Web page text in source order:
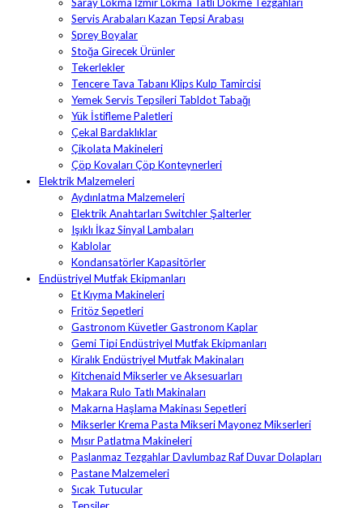
Saray Lokma İzmir Lokma Tatlı Dökme Tezgahları
Servis Arabaları Kazan Tepsi Arabası
Sprey Boyalar
Stoğa Girecek Ürünler
Tekerlekler
Tencere Tava Tabanı Klips Kulp Tamircisi
Yemek Servis Tepsileri Tabldot Tabağı
Yük İstifleme Paletleri
Çekal Bardaklıklar
Çikolata Makineleri
Çöp Kovaları Çöp Konteynerleri
Elektrik Malzemeleri
Aydınlatma Malzemeleri
Elektrik Anahtarları Switchler Şalterler
Işıklı İkaz Sinyal Lambaları
Kablolar
Kondansatörler Kapasitörler
Endüstriyel Mutfak Ekipmanları
Et Kıyma Makineleri
Fritöz Sepetleri
Gastronom Küvetler Gastronom Kaplar
Gemi Tipi Endüstriyel Mutfak Ekipmanları
Kiralık Endüstriyel Mutfak Makinaları
Kitchenaid Mikserler ve Aksesuarları
Makara Rulo Tatlı Makinaları
Makarna Haşlama Makinası Sepetleri
Mikserler Krema Pasta Mikseri Mayonez Mikserleri
Mısır Patlatma Makineleri
Paslanmaz Tezgahlar Davlumbaz Raf Duvar Dolapları
Pastane Malzemeleri
Sıcak Tutucular